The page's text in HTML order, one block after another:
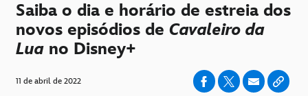
Saiba o dia e horário de estreia dos
novos episódios de Cavaleiro da
Lua no Disney+
11 de abril de 2022